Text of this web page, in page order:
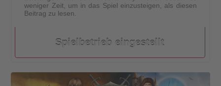
weniger Zeit, um in das Spiel einzusteigen, als diesen
Beitrag zu lesen.
Spielbetrieb eingestellt